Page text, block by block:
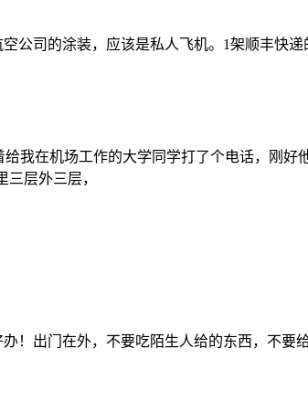
公司的涂装，应该是私人飞机。1架顺丰快递
我在机场工作的大学同学打了个电话，刚好
层外三层，
！出门在外，不要吃陌生人给的东西，不要